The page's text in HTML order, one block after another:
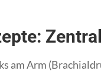
am Arm